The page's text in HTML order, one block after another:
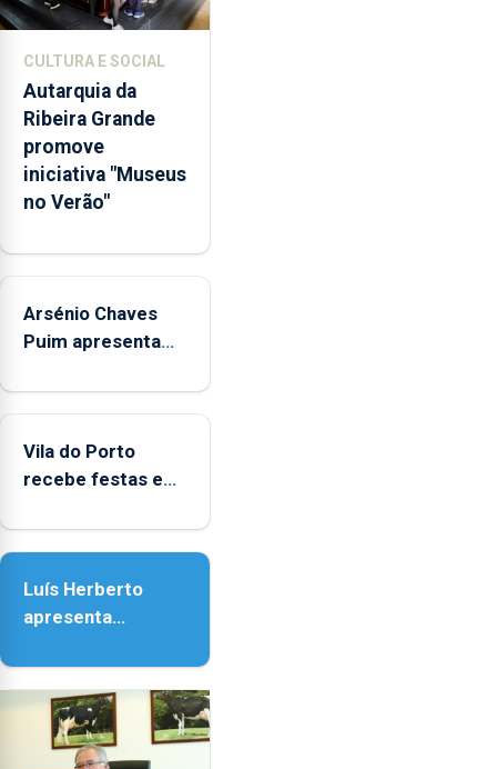
promoção
competências
pessoais,
emocionais
e
sociais
junto
crianças
CULTURA E SOCIAL
Autarquia da
Ribeira Grande
promove
iniciativa "Museus
no Verão"
Arsénio Chaves
Puim apresenta
Biblioteca de Vila
Vila do Porto
recebe festas em
Senhora da
Luís Herberto
apresenta
Paisagem’